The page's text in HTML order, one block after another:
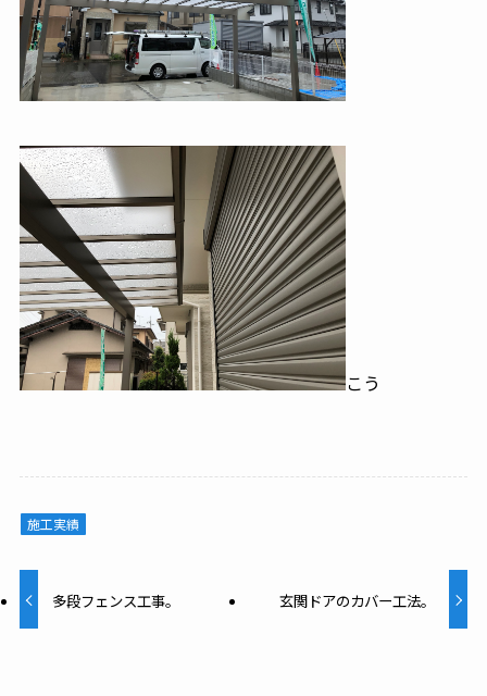
こう
施工実績
多段フェンス工事。 玄関ドアのカバー工法。